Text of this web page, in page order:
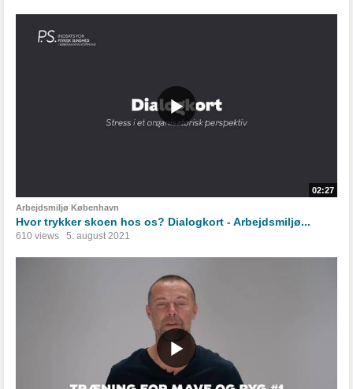
02:27
Arbejdsmiljø København
Hvor trykker skoen hos os? Dialogkort - Arbejdsmiljø...
610 views 5. august 2021